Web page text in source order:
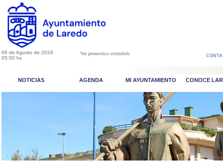
06 de Agosto de 2026
05:50 hs
Ver pronostico extendido
NOTICIAS AGENDA MI AYUNTAMIENTO CONOCE